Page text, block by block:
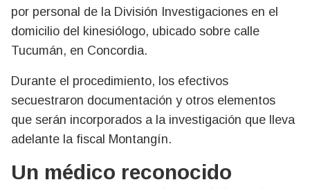
por personal de la División Investigaciones en el
domicilio del kinesiólogo, ubicado sobre calle
Tucumán, en Concordia.
Durante el procedimiento, los efectivos
secuestraron documentación y otros elementos
que serán incorporados a la investigación que lleva
adelante la fiscal Montangín.
Un médico reconocido